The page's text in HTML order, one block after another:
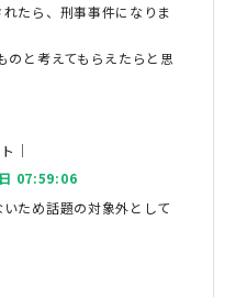
たら、刑事事件になりま
のと考えてもらえたらと思
｜
07:59:06
ため話題の対象外として